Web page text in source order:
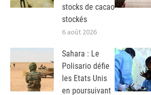
stocks de cacao
stockés
6 août 2026
Sahara : Le
Polisario défie
les Etats Unis
en poursuivant